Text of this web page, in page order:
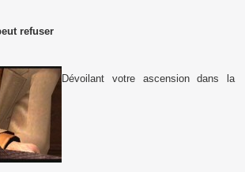
refuser
Dévoilant votre ascension dans la